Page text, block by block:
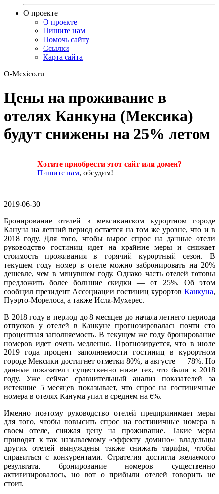
О проекте
О проекте
Пишите нам
Помочь сайту
Ссылки
Карта сайта
O-Mexico.ru
Цены на проживание в
отелях Канкуна (Мексика)
будут снижены на 25% летом
Хотите приобрести этот сайт или домен?
Пишите нам, обсудим!
2019-06-30
Бронирование отелей в мексиканском курортном городе
Кануна на летний период остается на том же уровне, что и в
2018 году. Для того, чтобы вырос спрос на данные отели
руководство гостиниц идет на крайние меры и снижает
стоимость проживания в горячий курортный сезон. В
текущем году номер в отеле можно забронировать на 20%
дешевле, чем в минувшем году. Однако часть отелей готовы
предложить более большие скидки — от 25%. Об этом
сообщил президент Ассоциации гостиниц курортов Канкуна,
Пуэрто-Морелоса, а также Исла-Мухерес.
В 2018 году в период до 8 месяцев до начала летнего периода
отпусков у отелей в Канкуне прогнозировалась почти сто
процентная заполняемость. В текущем же году бронирование
номеров идет очень медленно. Прогнозируется, что в июле
2019 года процент заполняемости гостиниц в курортном
городе Мексики достигнет отметки 80%, а августе — 78%. Но
данные показатели существенно ниже тех, что были в 2018
году. Уже сейчас сравнительный анализ показателей за
истекшие 5 месяцев показывает, что спрос на гостиничные
номера в отелях Канума упал в среднем на 6%.
Именно поэтому руководство отелей предпринимает меры
для того, чтобы повысить спрос на гостиничные номера в
своем отеле, снижая цену на проживание. Такие меры
приводят к так называемому «эффекту домино»: владельцы
других отелей вынуждены также снижать тарифы, чтобы
справиться с конкурентами. Стратегия достигла желаемого
результата, бронирование номеров существенно
активизировалось, но вот о прибыли отелей говорить не
стоит.